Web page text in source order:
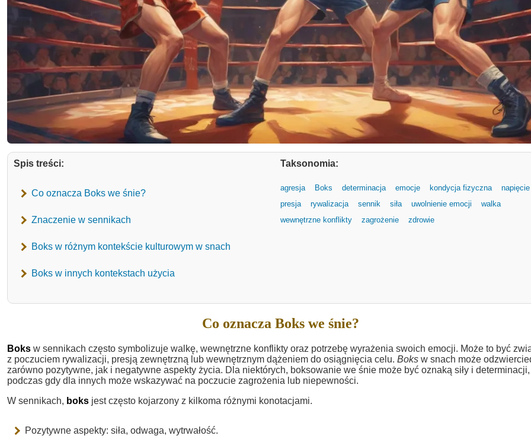
Spis treści:
Co oznacza Boks we śnie?
Znaczenie w sennikach
Boks w różnym kontekście kulturowym w snach
Boks w innych kontekstach użycia
Taksonomia:
agresja Boks determinacja emocje kondycja fizyczna
napięcie
presja
rywalizacja sennik siła uwolnienie emocji
walka
wewnętrzne konflikty
zagrożenie zdrowie
Co oznacza Boks we śnie?
Boks w sennikach często symbolizuje walkę, wewnętrzne konflikty oraz potrzebę wyrażenia swoich emocji. Może to być
z poczuciem rywalizacji, presją zewnętrzną lub wewnętrznym dążeniem do osiągnięcia celu. Boks w snach może
zarówno pozytywne, jak i negatywne aspekty życia. Dla niektórych, boksowanie we śnie może być oznaką siły i determinacji,
podczas gdy dla innych może wskazywać na poczucie zagrożenia lub niepewności.
W sennikach, boks jest często kojarzony z kilkoma różnymi konotacjami.
Pozytywne aspekty: siła, odwaga, wytrwałość.